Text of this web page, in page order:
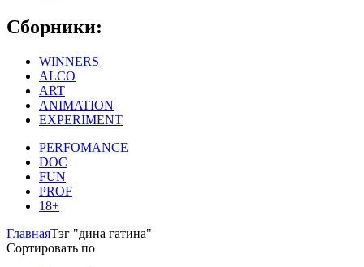
Сборники:
WINNERS
ALCO
ART
ANIMATION
EXPERIMENT
PERFOMANCE
DOC
FUN
PROF
18+
ГлавнаяТэг "дина гатина"
Сортировать по